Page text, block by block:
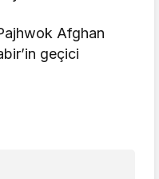
Afghan
geçici